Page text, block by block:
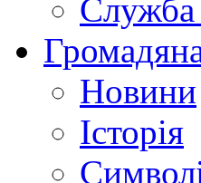
Служба
Новини
Історія